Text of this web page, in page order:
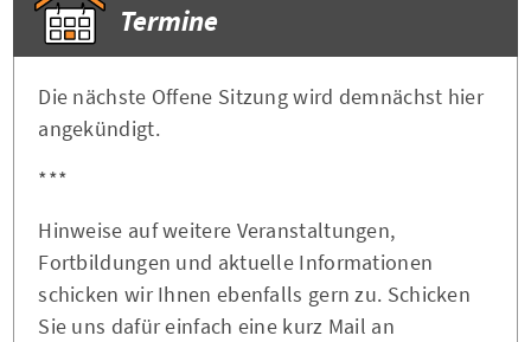
Termine
Die nächste Offene Sitzung wird demnächst hier
angekündigt.
***
Hinweise auf weitere Veranstaltungen,
Fortbildungen und aktuelle Informationen
schicken wir Ihnen ebenfalls gern zu. Schicken
Sie uns dafür einfach eine kurz Mail an